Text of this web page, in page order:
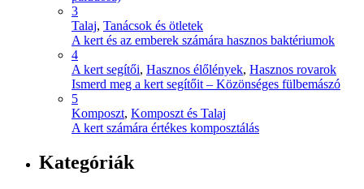
3
Talaj, Tanácsok és ötletek
A kert és az emberek számára hasznos baktériumok
4
A kert segítői, Hasznos élőlények, Hasznos rovarok
Ismerd meg a kert segítőit – Közönséges fülbemászó
5
Komposzt, Komposzt és Talaj
A kert számára értékes komposztálás
Kategóriák